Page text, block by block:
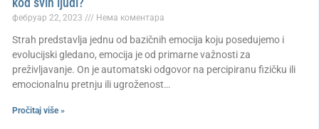
фебруар 22, 2023 Нема коментара
Strah predstavlja jednu od bazičnih emocija koju posedujemo i
evolucijski gledano, emocija je od primarne važnosti za
preživljavanje. On je automatski odgovor na percipiranu fizičku ili
emocionalnu pretnju ili ugroženost…
Pročitaj više »